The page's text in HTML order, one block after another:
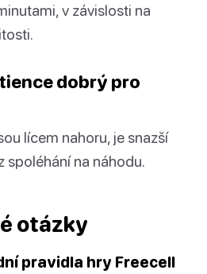
v závislosti na
dobrý pro
lícem nahoru, je snazší
spoléhání na náhodu.
otázky
pravidla hry Freecell